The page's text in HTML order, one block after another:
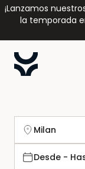
¡Lanzamos
la temporada
Milan
Desde -